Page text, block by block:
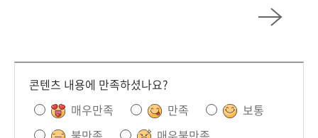
콘텐츠 내용에 만족하셨나요?
매우만족
만족
보통